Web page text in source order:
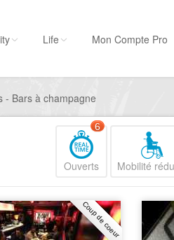
Hôtels,
Life Mon Compte Pro
- Bars à champagne
Ouverts
6
Mobilité
Coup de coeur